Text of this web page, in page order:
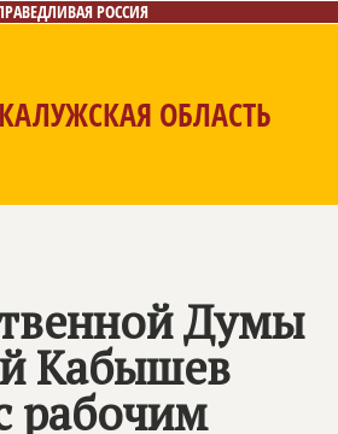
РОССИЯ
КАЛУЖСКАЯ ОБЛАСТЬ
Думы
Кабышев
рабочим